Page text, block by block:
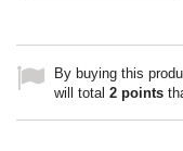
By buying this
will total 2 points